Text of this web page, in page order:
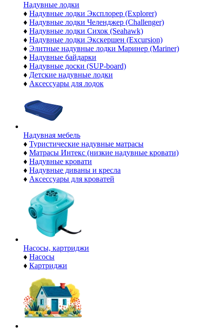
Надувные лодки
♦ Надувные лодки Эксплорер (Explorer)
♦ Надувные лодки Челенджер (Challenger)
♦ Надувные лодки Сихок (Seahawk)
♦ Надувные лодки Экскершен (Excursion)
♦ Элитные надувные лодки Маринер (Mariner)
♦ Надувные байдарки
♦ Надувные доски (SUP-board)
♦ Детские надувные лодки
♦ Аксессуары для лодок
Надувная мебель
♦ Туристические надувные матрасы
♦ Матрасы Интекс (низкие надувные кровати)
♦ Надувные кровати
♦ Надувные диваны и кресла
♦ Аксессуары для кроватей
Насосы, картриджи
♦ Насосы
♦ Картриджи